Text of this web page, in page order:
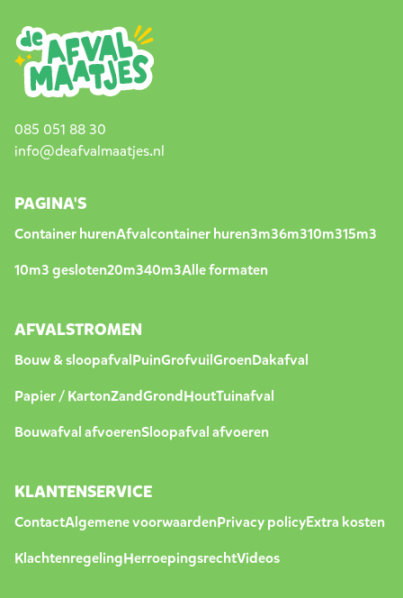
085 051 88 30
info@deafvalmaatjes.nl
PAGINA'S
Container hurenAfvalcontainer huren3m36m310m315m3
10m3 gesloten20m340m3Alle formaten
AFVALSTROMEN
Bouw & sloopafvalPuinGrofvuilGroenDakafval
Papier / KartonZandGrondHoutTuinafval
Bouwafval afvoerenSloopafval afvoeren
KLANTENSERVICE
ContactAlgemene voorwaardenPrivacy policyExtra kosten
KlachtenregelingHerroepingsrechtVideos